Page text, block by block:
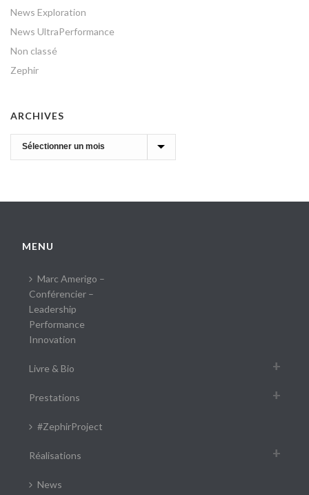
News Exploration
News UltraPerformance
Non classé
Zephir
ARCHIVES
Archives
MENU
Marc Amerigo –
Conférencier –
Leadership
Performance
Innovation
Livre & Bio
Prestations
#ZephirProject
Réalisations
News